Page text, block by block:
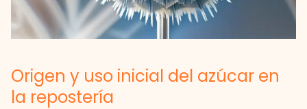
Origen y uso inicial del azúcar en
la repostería